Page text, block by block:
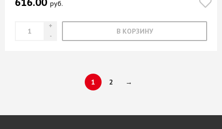
руб.
В КОРЗИНУ
1 2 →